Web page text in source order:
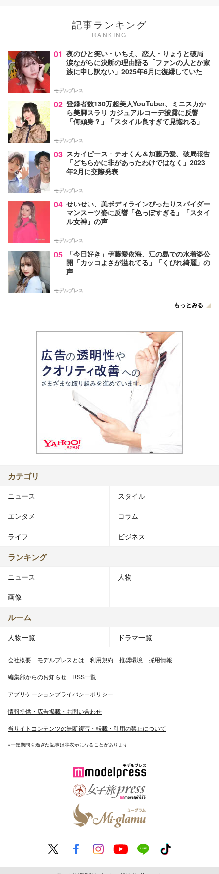
記事ランキング
RANKING
01 夜のひと笑い・いちえ、恋人・りょうと破局
涙ながらに決断の理由語る「ファンの人とか家
族に申し訳ない」2025年6月に復縁していた
モデルプレス
02 登録者数130万超美人YouTuber、ミニスカか
ら美脚スラリ カジュアルコーデ披露に反響
「何頭身？」「スタイル良すぎて見惚れる」
モデルプレス
03 スカイピース・テオくん＆加藤乃愛、破局報告
「どちらかに非があったわけではなく」2023
年2月に交際発表
モデルプレス
04 せいせい、美ボディラインぴったりスパイダー
マンスーツ姿に反響「色っぽすぎる」「スタイ
ル女神」の声
モデルプレス
05
「今日好き」伊藤愛依海、江の島での水着姿公
開「カッコよさが溢れてる」「くびれ綺麗」の
声
モデルプレス
もっとみる
カテゴリ
ニュース スタイル
エンタメ コラム
ライフ ビジネス
ランキング
ニュース 人物
画像
ルーム
人物一覧 ドラマ一覧
会社概要 モデルプレスとは 利用規約 推奨環境 採用情報
編集部からのお知らせ RSS一覧
アプリケーションプライバシーポリシー
情報提供・広告掲載・お問い合わせ
当サイトコンテンツの無断複写・転載・引用の禁止について
※一定期間を過ぎた記事は非表示になることがあります